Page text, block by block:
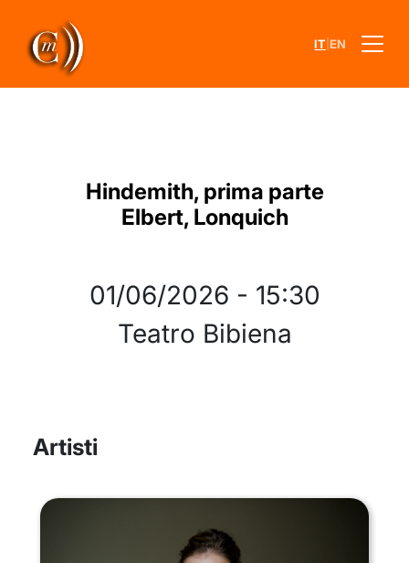
IT EN
Hindemith, prima parte
Elbert, Lonquich
01/06/2026 - 15:30
Teatro Bibiena
Artisti